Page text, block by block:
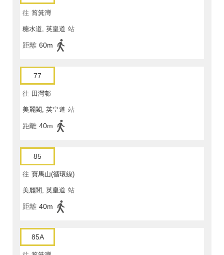
往 筲箕灣
糖水道, 英皇道 站
距離 60m
77
往 田灣邨
美麗閣, 英皇道 站
距離 40m
85
往 寶馬山(循環線)
美麗閣, 英皇道 站
距離 40m
85A